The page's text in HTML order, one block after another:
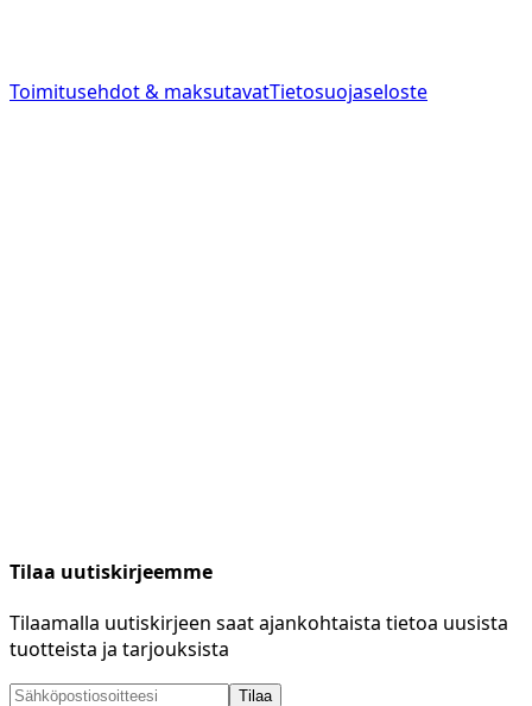
Toimitusehdot & maksutavatTietosuojaseloste
Tilaa uutiskirjeemme
Tilaamalla uutiskirjeen saat ajankohtaista tietoa uusista
tuotteista ja tarjouksista
Tilaa